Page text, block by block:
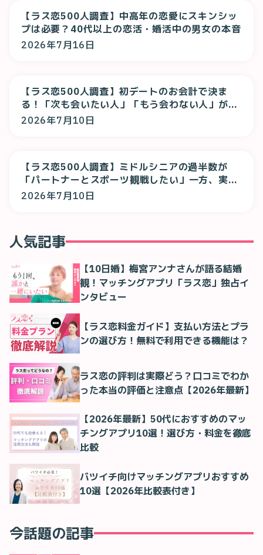
【ラス恋500人調査】中高年の恋愛にスキンシッ
プは必要？40代以上の恋活・婚活中の男女の本音
2026年7月16日
【ラス恋500人調査】初デートのお会計で決ま
る！「次も会いたい人」「もう会わない人」が判
明
2026年7月10日
【ラス恋500人調査】ミドルシニアの過半数が
「パートナーとスポーツ観戦したい」一方、実際
は「一人で観る」が最多に
2026年7月10日
人気記事
【10日婚】梅宮アンナさんが語る結婚
観！マッチングアプリ「ラス恋」独占イ
ンタビュー
【ラス恋料金ガイド】支払い方法とプラ
ンの選び方！無料で利用できる機能は？
ラス恋の評判は実際どう？口コミでわか
った本当の評価と注意点【2026年最新】
【2026年最新】50代におすすめのマッ
チングアプリ10選！選び方・料金を徹底
比較
バツイチ向けマッチングアプリおすすめ
10選【2026年比較表付き】
今話題の記事